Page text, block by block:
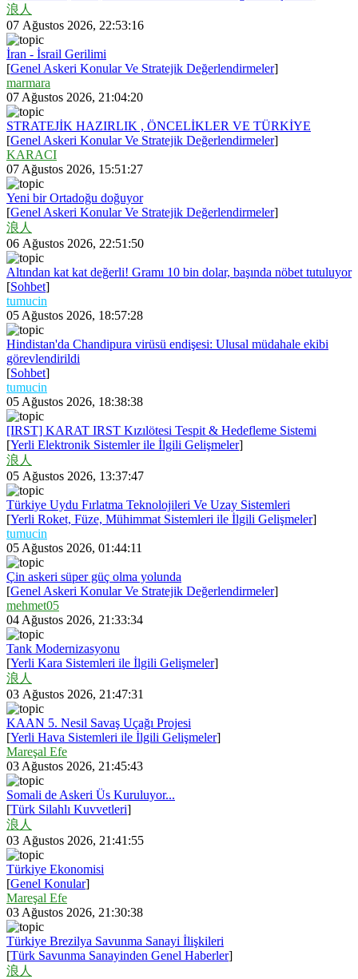
浪人
07 Ağustos 2026, 22:53:16
İran - İsrail Gerilimi
[Genel Askeri Konular Ve Stratejik Değerlendirmeler]
marmara
07 Ağustos 2026, 21:04:20
STRATEJİK HAZIRLIK , ÖNCELİKLER VE TÜRKİYE
[Genel Askeri Konular Ve Stratejik Değerlendirmeler]
KARACI
07 Ağustos 2026, 15:51:27
Yeni bir Ortadoğu doğuyor
[Genel Askeri Konular Ve Stratejik Değerlendirmeler]
浪人
06 Ağustos 2026, 22:51:50
Altından kat kat değerli! Gramı 10 bin dolar, başında nöbet tutuluyor
[Sohbet]
tumucin
05 Ağustos 2026, 18:57:28
Hindistan'da Chandipura virüsü endişesi: Ulusal müdahale ekibi
görevlendirildi
[Sohbet]
tumucin
05 Ağustos 2026, 18:38:38
[IRST] KARAT IRST Kızılötesi Tespit & Hedefleme Sistemi
[Yerli Elektronik Sistemler ile İlgili Gelişmeler]
浪人
05 Ağustos 2026, 13:37:47
Türkiye Uydu Fırlatma Teknolojileri Ve Uzay Sistemleri
[Yerli Roket, Füze, Mühimmat Sistemleri ile İlgili Gelişmeler]
tumucin
05 Ağustos 2026, 01:44:11
Çin askeri süper güç olma yolunda
[Genel Askeri Konular Ve Stratejik Değerlendirmeler]
mehmet05
04 Ağustos 2026, 21:33:34
Tank Modernizasyonu
[Yerli Kara Sistemleri ile İlgili Gelişmeler]
浪人
03 Ağustos 2026, 21:47:31
KAAN 5. Nesil Savaş Uçağı Projesi
[Yerli Hava Sistemleri ile İlgili Gelişmeler]
Mareşal Efe
03 Ağustos 2026, 21:45:43
Somali de Askeri Üs Kuruluyor...
[Türk Silahlı Kuvvetleri]
浪人
03 Ağustos 2026, 21:41:55
Türkiye Ekonomisi
[Genel Konular]
Mareşal Efe
03 Ağustos 2026, 21:30:38
Türkiye Brezilya Savunma Sanayi İlişkileri
[Türk Savunma Sanayinden Genel Haberler]
浪人